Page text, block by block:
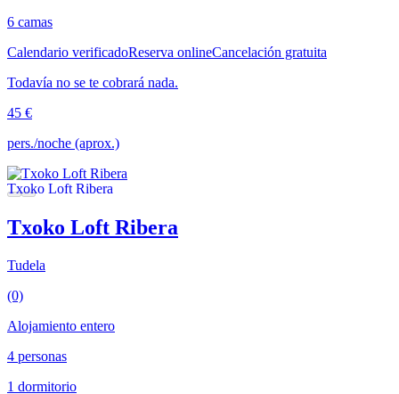
6 camas
Calendario verificadoReserva onlineCancelación gratuita
Todavía no se te cobrará nada.
45 €
pers./noche (aprox.)
Txoko Loft Ribera
Tudela
(0)
Alojamiento entero
4 personas
1 dormitorio